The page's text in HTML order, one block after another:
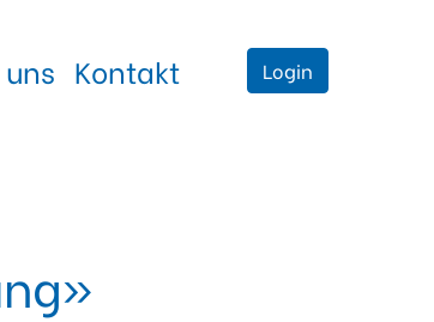
Kontakt Login